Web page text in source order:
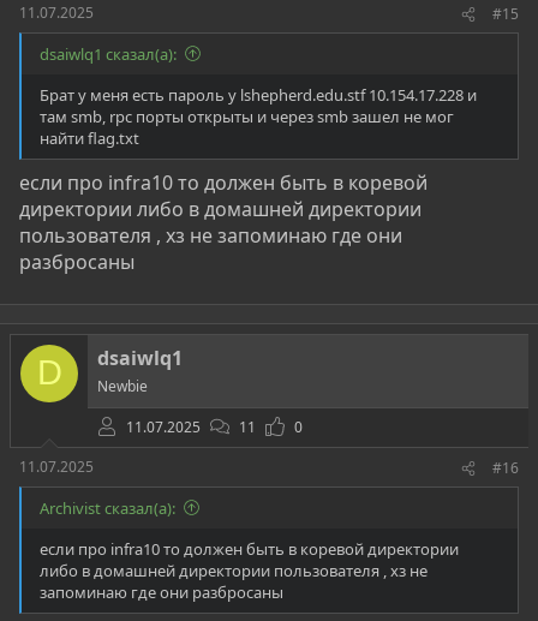
11.07.2025
#15
dsaiwlq1 сказал(а):
Брат у меня есть пароль у lshepherd.edu.stf 10.154.17.228 и
там smb, rpc порты открыты и через smb зашел не мог
найти flag.txt
если про infra10 то должен быть в коревой
директории либо в домашней директории
пользователя , хз не запоминаю где они
разбросаны
D dsaiwlq1
Newbie
11.07.2025
11
0
11.07.2025
#16
Archivist сказал(а):
если про infra10 то должен быть в коревой директории
либо в домашней директории пользователя , хз не
запоминаю где они разбросаны